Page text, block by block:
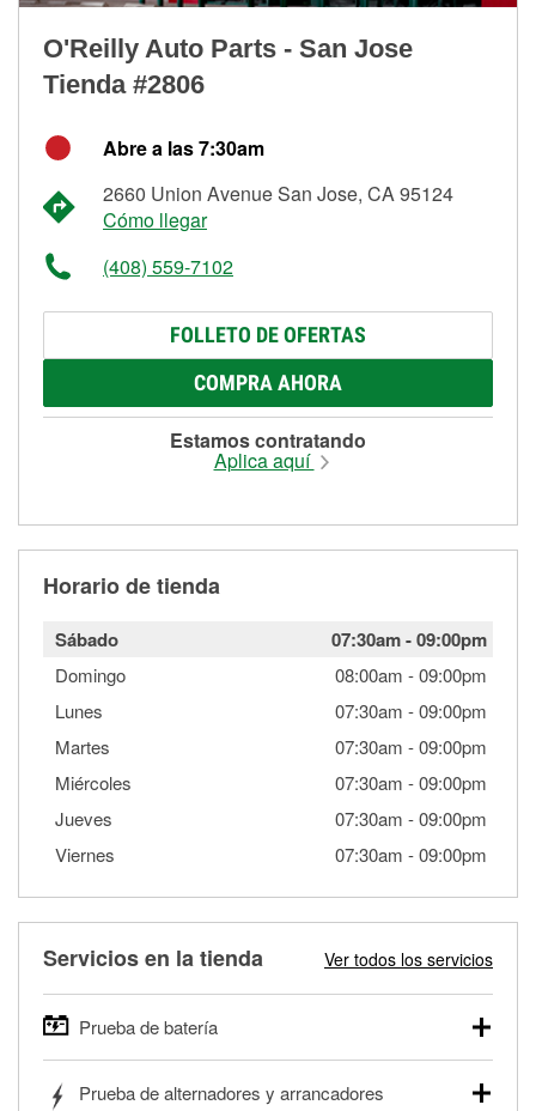
O'Reilly Auto Parts - San Jose
Tienda #2806
Abre a las 7:30am
2660 Union Avenue San Jose, CA 95124
Cómo llegar
(408) 559-7102
FOLLETO DE OFERTAS
COMPRA AHORA
Estamos contratando
Aplica aquí
Horario de tienda
Sábado 07:30am-09:00pm
Domingo 08:00am -09:00pm
Lunes
07:30am -09:00pm
Martes
07:30am -09:00pm
Miércoles
07:30am -09:00pm
Jueves
07:30am -09:00pm
Viernes
07:30am -09:00pm
Servicios en la tienda Ver todos los servicios
Prueba de batería
autos, camionetas, SUVs, vehículos comerciales y
Prueba de alternadores y arrancadores